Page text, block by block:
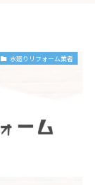
水廻りリフォーム業者